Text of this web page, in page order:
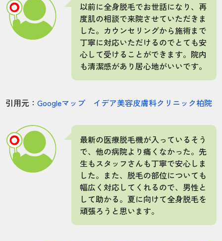
以前に全身脱毛でお世話になり、再
度肌の相談で来院させていただきま
した。カウンセリングから施術まで
丁寧に対応いただけるのでとても安
心して受けることができます。院内
も清潔感があり居心地がいいです。
引用元：Googleマップ イデア美容皮膚科クリニック柏院
最新の医療脱毛機が入っているそう
で、他の病院より痛くなかった。先
生もスタッフさんも丁寧で安心しま
した。また、脱毛の部位についても
幅広く対応してくれるので、男性と
して助かる。夏に向けて全身脱毛を
頑張ろうと思います。